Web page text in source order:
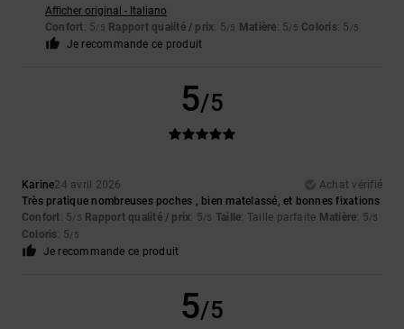
Afficher original - Italiano
Confort: 5/5 Rapport qualité / prix: 5/5 Matière: 5/5 Coloris: 5 /5
Je recommande ce produit
5/5
Karine24 avril 2026
Achat vérifié
Très pratique nombreuses poches , bien matelassé, et bonnes fixations
Confort: 5/5 Rapport qualité / prix: 5/5 Taille: Taille parfaite Matière: 5/5
Coloris: 5/5
Je recommande ce produit
5/5